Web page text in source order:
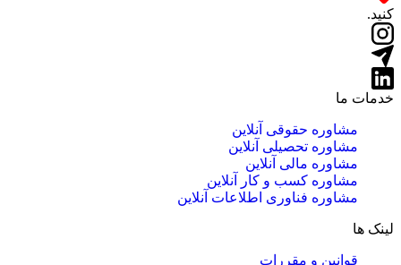
کنید.
خدمات ما
مشاوره حقوقی آنلاین
مشاوره تحصیلی آنلاین
مشاوره مالی آنلاین
مشاوره کسب و کار آنلاین
مشاوره فناوری اطلاعات آنلاین
لینک ها
قوانین و مقررات